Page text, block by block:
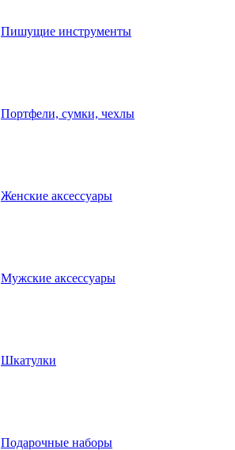
Пишущие инструменты
Портфели, сумки, чехлы
Женские аксессуары
Мужские аксессуары
Шкатулки
Подарочные наборы